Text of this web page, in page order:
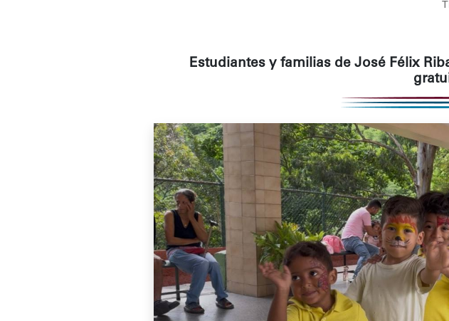
Estudiantes y familias de José Félix